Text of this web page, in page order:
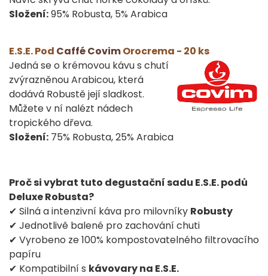
Složení:95% Robusta, 5% Arabica
E.S.E. Pod Caffé CovimOrocrema - 20 ks
Jedná se o krémovou kávu s chutí
zvýrazněnou Arabicou, která
dodává Robustě její sladkost.
Můžete v ní nalézt nádech
tropického dřeva.
Složení: 75% Robusta, 25% Arabica
Proč si vybrat tuto degustační sadu E.S.E. podů
Deluxe Robusta?
✔ Silná a intenzivní káva pro milovníky Robusty
✔ Jednotlivě balené pro zachování chuti
✔ Vyrobeno ze 100% kompostovatelného filtrovacího
papíru
✔ Kompatibilní s kávovary na E.S.E.